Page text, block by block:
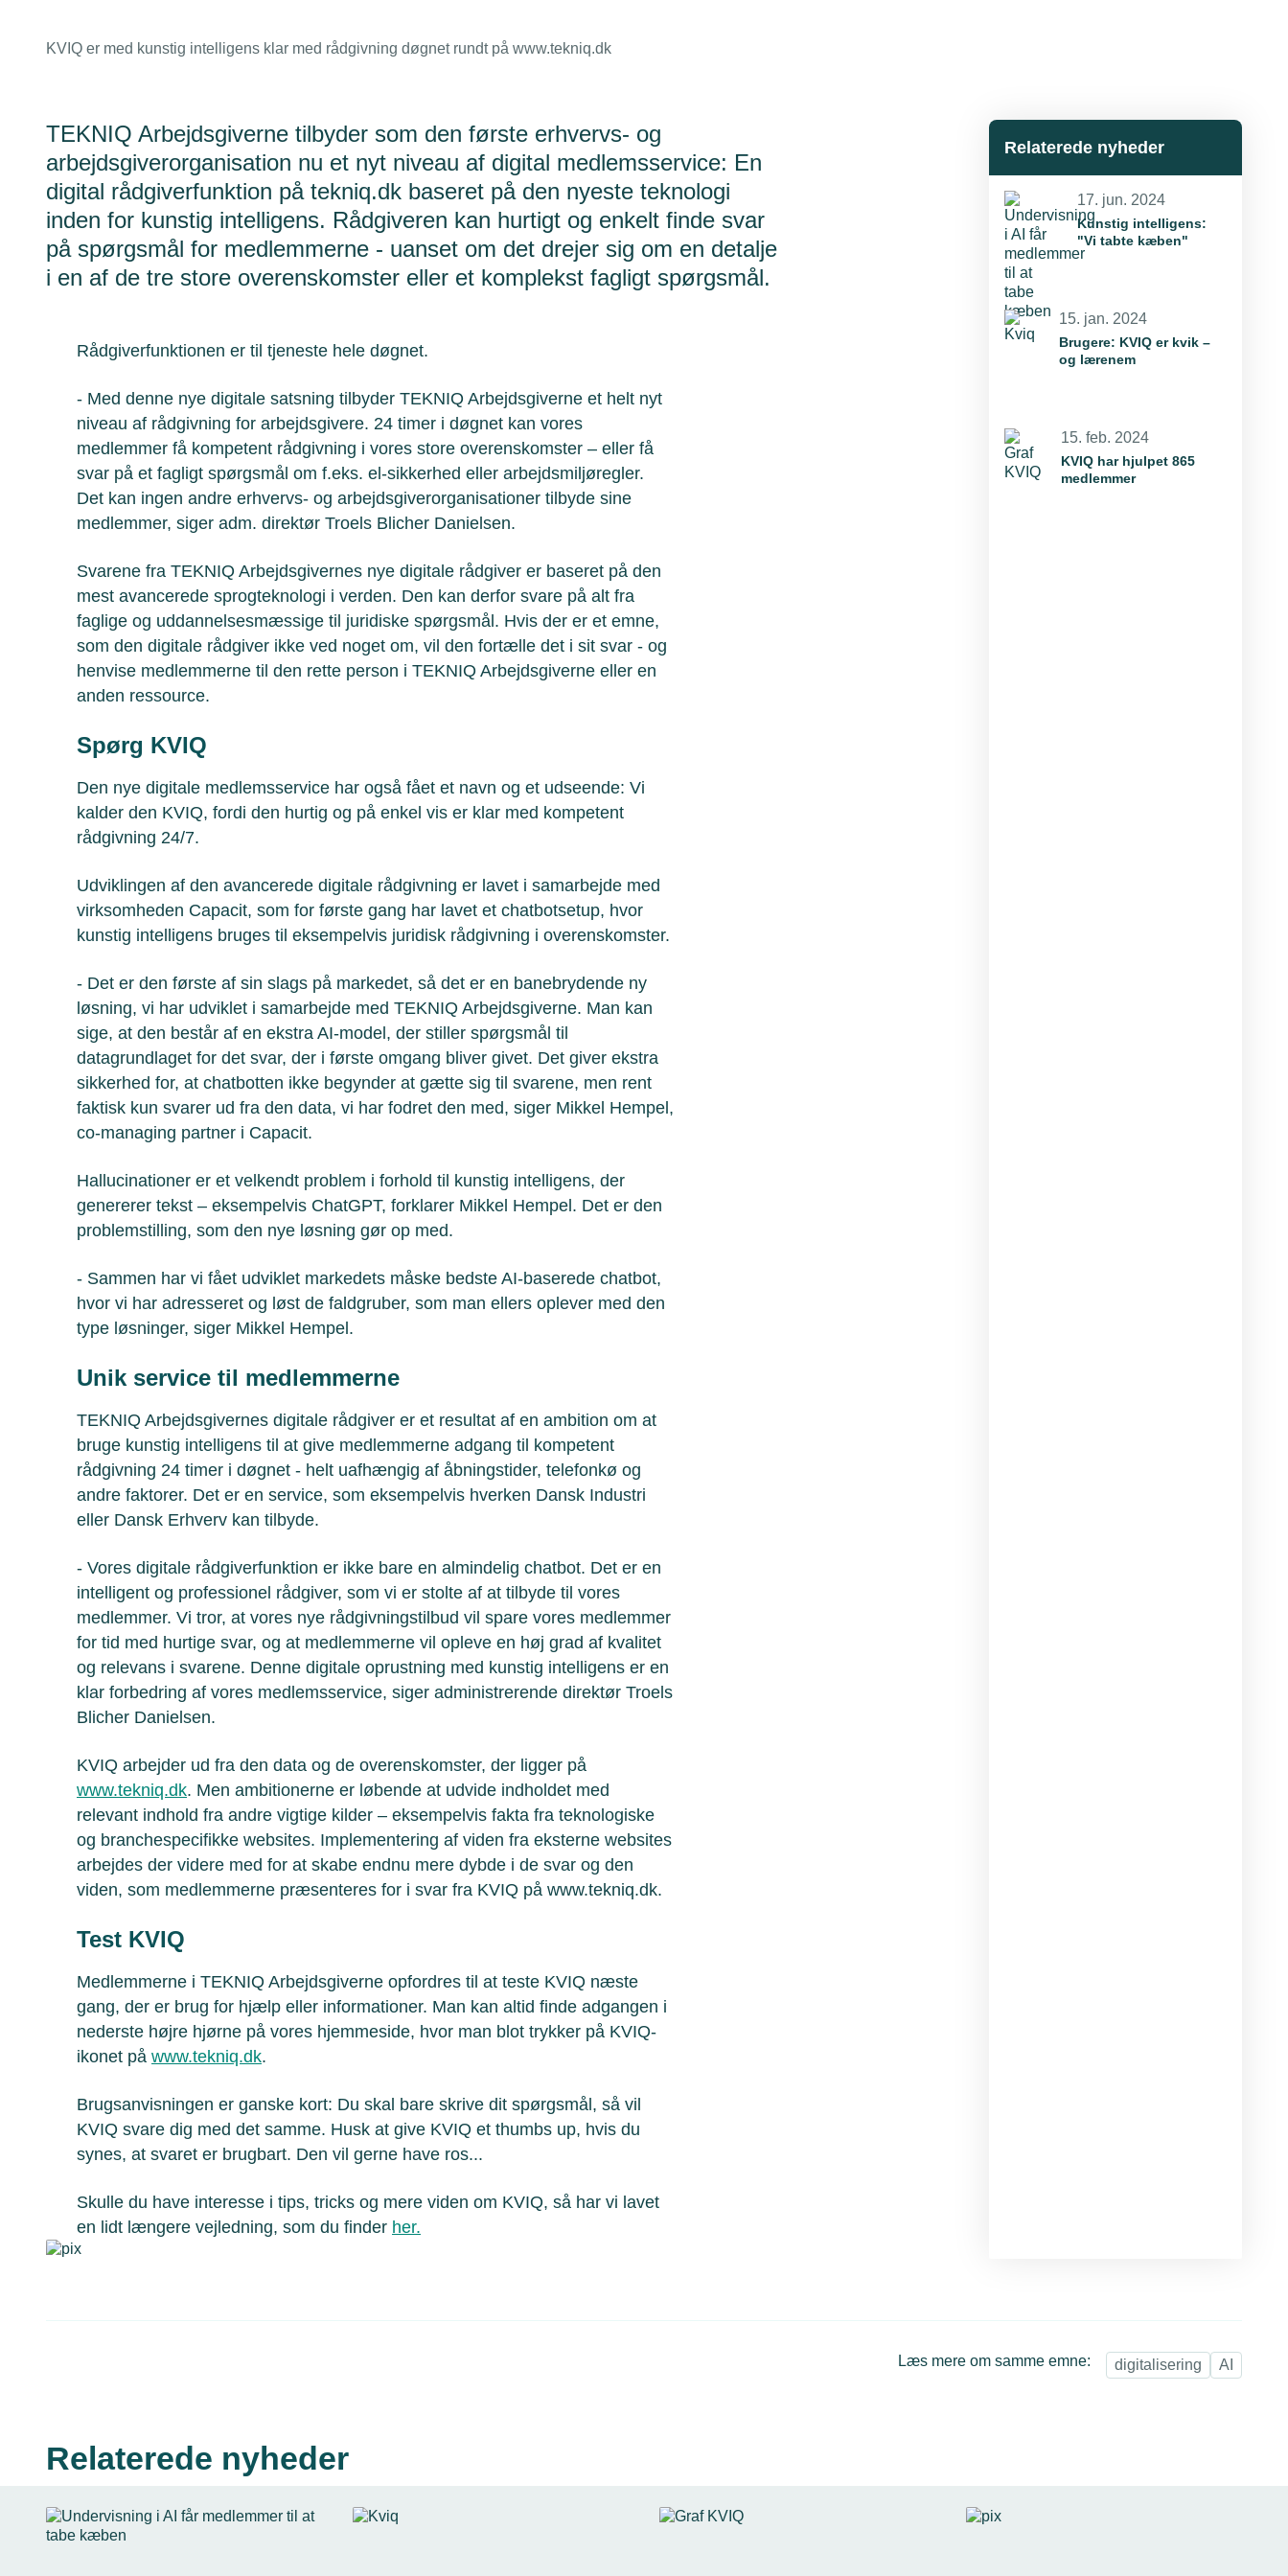
KVIQ er med kunstig intelligens klar med rådgivning døgnet rundt på www.tekniq.dk
TEKNIQ Arbejdsgiverne tilbyder som den første erhvervs- og
arbejdsgiverorganisation nu et nyt niveau af digital medlemsservice: En
digital rådgiverfunktion på tekniq.dk baseret på den nyeste teknologi
inden for kunstig intelligens. Rådgiveren kan hurtigt og enkelt finde svar
på spørgsmål for medlemmerne - uanset om det drejer sig om en detalje
i en af de tre store overenskomster eller et komplekst fagligt spørgsmål.
Rådgiverfunktionen er til tjeneste hele døgnet.
- Med denne nye digitale satsning tilbyder TEKNIQ Arbejdsgiverne et helt nyt
niveau af rådgivning for arbejdsgivere. 24 timer i døgnet kan vores
medlemmer få kompetent rådgivning i vores store overenskomster – eller få
svar på et fagligt spørgsmål om f.eks. el-sikkerhed eller arbejdsmiljøregler.
Det kan ingen andre erhvervs- og arbejdsgiverorganisationer tilbyde sine
medlemmer, siger adm. direktør Troels Blicher Danielsen.
Svarene fra TEKNIQ Arbejdsgivernes nye digitale rådgiver er baseret på den
mest avancerede sprogteknologi i verden. Den kan derfor svare på alt fra
faglige og uddannelsesmæssige til juridiske spørgsmål. Hvis der er et emne,
som den digitale rådgiver ikke ved noget om, vil den fortælle det i sit svar - og
henvise medlemmerne til den rette person i TEKNIQ Arbejdsgiverne eller en
anden ressource.
Spørg KVIQ
Den nye digitale medlemsservice har også fået et navn og et udseende: Vi
kalder den KVIQ, fordi den hurtig og på enkel vis er klar med kompetent
rådgivning 24/7.
Udviklingen af den avancerede digitale rådgivning er lavet i samarbejde med
virksomheden Capacit, som for første gang har lavet et chatbotsetup, hvor
kunstig intelligens bruges til eksempelvis juridisk rådgivning i overenskomster.
- Det er den første af sin slags på markedet, så det er en banebrydende ny
løsning, vi har udviklet i samarbejde med TEKNIQ Arbejdsgiverne. Man kan
sige, at den består af en ekstra AI-model, der stiller spørgsmål til
datagrundlaget for det svar, der i første omgang bliver givet. Det giver ekstra
sikkerhed for, at chatbotten ikke begynder at gætte sig til svarene, men rent
faktisk kun svarer ud fra den data, vi har fodret den med, siger Mikkel Hempel,
co-managing partner i Capacit.
Hallucinationer er et velkendt problem i forhold til kunstig intelligens, der
genererer tekst – eksempelvis ChatGPT, forklarer Mikkel Hempel. Det er den
problemstilling, som den nye løsning gør op med.
- Sammen har vi fået udviklet markedets måske bedste AI-baserede chatbot,
hvor vi har adresseret og løst de faldgruber, som man ellers oplever med den
type løsninger, siger Mikkel Hempel.
Unik service til medlemmerne
TEKNIQ Arbejdsgivernes digitale rådgiver er et resultat af en ambition om at
bruge kunstig intelligens til at give medlemmerne adgang til kompetent
rådgivning 24 timer i døgnet - helt uafhængig af åbningstider, telefonkø og
andre faktorer. Det er en service, som eksempelvis hverken Dansk Industri
eller Dansk Erhverv kan tilbyde.
- Vores digitale rådgiverfunktion er ikke bare en almindelig chatbot. Det er en
intelligent og professionel rådgiver, som vi er stolte af at tilbyde til vores
medlemmer. Vi tror, at vores nye rådgivningstilbud vil spare vores medlemmer
for tid med hurtige svar, og at medlemmerne vil opleve en høj grad af kvalitet
og relevans i svarene. Denne digitale oprustning med kunstig intelligens er en
klar forbedring af vores medlemsservice, siger administrerende direktør Troels
Blicher Danielsen.
KVIQ arbejder ud fra den data og de overenskomster, der ligger på
www.tekniq.dk. Men ambitionerne er løbende at udvide indholdet med
relevant indhold fra andre vigtige kilder – eksempelvis fakta fra teknologiske
og branchespecifikke websites. Implementering af viden fra eksterne websites
arbejdes der videre med for at skabe endnu mere dybde i de svar og den
viden, som medlemmerne præsenteres for i svar fra KVIQ på www.tekniq.dk.
Test KVIQ
Medlemmerne i TEKNIQ Arbejdsgiverne opfordres til at teste KVIQ næste
gang, der er brug for hjælp eller informationer. Man kan altid finde adgangen i
nederste højre hjørne på vores hjemmeside, hvor man blot trykker på KVIQ-
ikonet på www.tekniq.dk.
Brugsanvisningen er ganske kort: Du skal bare skrive dit spørgsmål, så vil
KVIQ svare dig med det samme. Husk at give KVIQ et thumbs up, hvis du
synes, at svaret er brugbart. Den vil gerne have ros...
Skulle du have interesse i tips, tricks og mere viden om KVIQ, så har vi lavet
en lidt længere vejledning, som du finder her.
Relaterede nyheder
17. jun. 2024
Kunstig intelligens:
"Vi tabte kæben"
15. jan. 2024
Brugere: KVIQ er kvik –
og lærenem
15. feb. 2024
KVIQ har hjulpet 865
medlemmer
Læs mere om samme emne: digitalisering AI
Relaterede nyheder